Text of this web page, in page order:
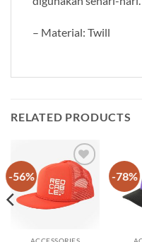
– Material: Twill
RELATED PRODUCTS
-56%
Add to
wishlist
-78%